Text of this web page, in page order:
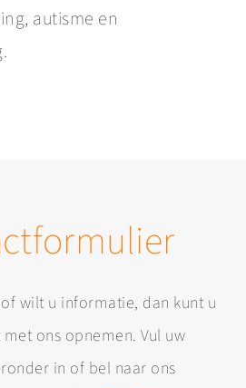
autisme en
wilt u informatie, dan kunt u
ons opnemen. Vul uw
in of bel naar ons